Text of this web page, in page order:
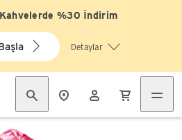
%30 İndirim
Detaylar